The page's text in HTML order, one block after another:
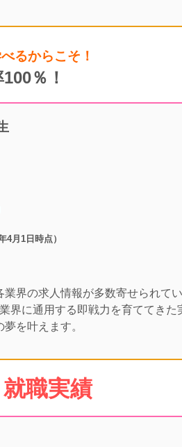
るからこそ！
％！
4月1日時点）
界の求人情報が多数寄せられてい
に通用する即戦力を育ててきた
を叶えます。
職実績